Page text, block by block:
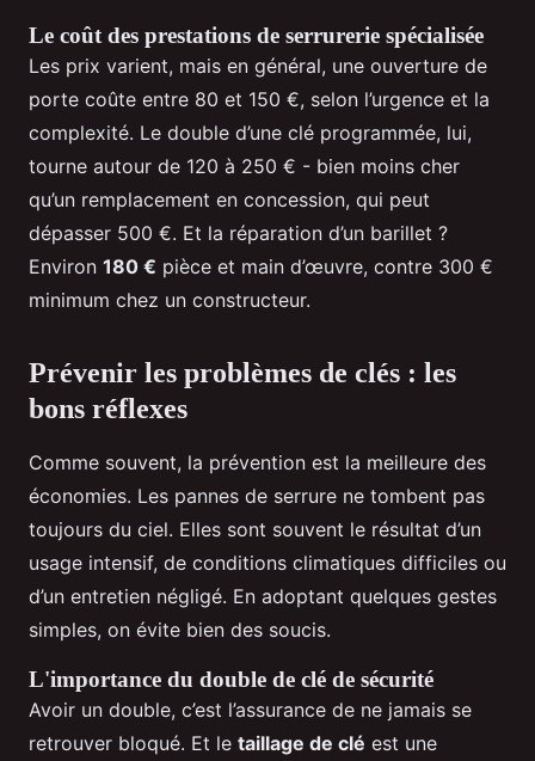
Le coût des prestations de serrurerie spécialisée
Les prix varient, mais en général, une ouverture de
porte coûte entre 80 et 150 €, selon l’urgence et la
complexité. Le double d’une clé programmée, lui,
tourne autour de 120 à 250 € - bien moins cher
qu’un remplacement en concession, qui peut
dépasser 500 €. Et la réparation d’un barillet ?
Environ 180 € pièce et main d’œuvre, contre 300 €
minimum chez un constructeur.
Prévenir les problèmes de clés : les
bons réflexes
Comme souvent, la prévention est la meilleure des
économies. Les pannes de serrure ne tombent pas
toujours du ciel. Elles sont souvent le résultat d’un
usage intensif, de conditions climatiques difficiles ou
d’un entretien négligé. En adoptant quelques gestes
simples, on évite bien des soucis.
L'importance du double de clé de sécurité
Avoir un double, c’est l’assurance de ne jamais se
retrouver bloqué. Et le taillage de clé est une